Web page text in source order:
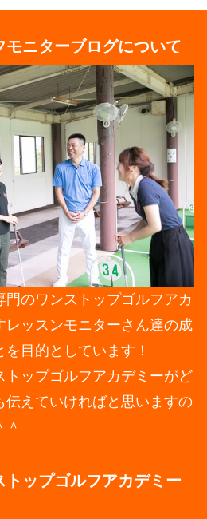
モニターブログについて
門のワンストップゴルフアカ
レッスンモニターさん達の成
目的としています！
トップゴルフアカデミーがど
伝えていければと思いますの
＾
ップゴルフアカデミー